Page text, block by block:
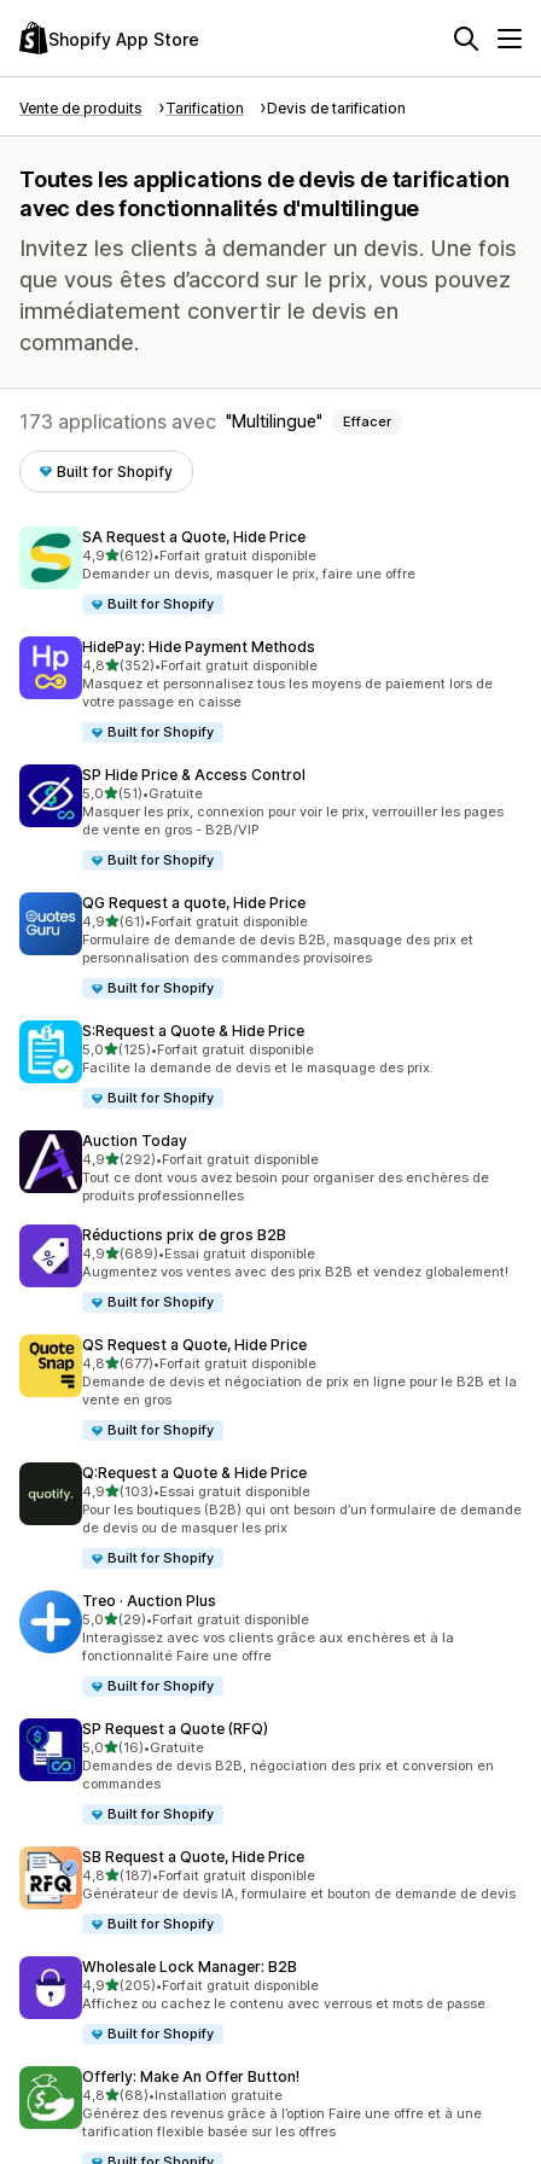
Shopify App Store
Vente de produits Tarification Devis de tarification
Toutes les applications de devis de tarification
avec des fonctionnalités d'multilingue
Invitez les clients à demander un devis. Une fois
que vous êtes d’accord sur le prix, vous pouvez
immédiatement convertir le devis en
commande.
173 applications avec Multilingue Effacer
Built for Shopify
SA Request a Quote, Hide Price
4,9étoile(s) sur 5
(612)
612 avis au total
•Forfait gratuit disponible
Demander un devis, masquer le prix, faire une offre
Built for Shopify
HidePay: Hide Payment Methods
4,8étoile(s) sur 5
(352)
352 avis au total
•Forfait gratuit disponible
Masquez et personnalisez tous les moyens de paiement lors de
votre passage en caisse
Built for Shopify
SP Hide Price & Access Control
5,0étoile(s) sur 5
(51)
51 avis au total
•Gratuite
Masquer les prix, connexion pour voir le prix, verrouiller les pages
de vente en gros - B2B/VIP
Built for Shopify
QG Request a quote, Hide Price
4,9étoile(s) sur 5
(61)
61 avis au total
•Forfait gratuit disponible
Formulaire de demande de devis B2B, masquage des prix et
personnalisation des commandes provisoires
Built for Shopify
S:Request a Quote & Hide Price
5,0étoile(s) sur 5
(125)
125 avis au total
•Forfait gratuit disponible
Facilite la demande de devis et le masquage des prix.
Built for Shopify
Auction Today
4,9étoile(s) sur 5
(292)
292 avis au total
•Forfait gratuit disponible
Tout ce dont vous avez besoin pour organiser des enchères de
produits professionnelles
Réductions prix de gros B2B
4,9étoile(s) sur 5
(689)
689 avis au total
•Essai gratuit disponible
Augmentez vos ventes avec des prix B2B et vendez globalement!
Built for Shopify
QS Request a Quote, Hide Price
4,8étoile(s) sur 5
(677)
677 avis au total
•Forfait gratuit disponible
Demande de devis et négociation de prix en ligne pour le B2B et la
vente en gros
Built for Shopify
Q:Request a Quote & Hide Price
4,9étoile(s) sur 5
(103)
103 avis au total
•Essai gratuit disponible
Pour les boutiques (B2B) qui ont besoin d’un formulaire de demande
de devis ou de masquer les prix
Built for Shopify
Treo · Auction Plus
5,0étoile(s) sur 5
(29)
29 avis au total
•Forfait gratuit disponible
Interagissez avec vos clients grâce aux enchères et à la
fonctionnalité Faire une offre
Built for Shopify
SP Request a Quote (RFQ)
5,0étoile(s) sur 5
(16)
16 avis au total
•Gratuite
Demandes de devis B2B, négociation des prix et conversion en
commandes
Built for Shopify
SB Request a Quote, Hide Price
4,8étoile(s) sur 5
(187)
187 avis au total
•Forfait gratuit disponible
Générateur de devis IA, formulaire et bouton de demande de devis
Built for Shopify
Wholesale Lock Manager: B2B
4,9étoile(s) sur 5
(205)
205 avis au total
•Forfait gratuit disponible
Affichez ou cachez le contenu avec verrous et mots de passe.
Built for Shopify
Offerly: Make An Offer Button!
4,8étoile(s) sur 5
(68)
68 avis au total
•Installation gratuite
Générez des revenus grâce à l’option Faire une offre et à une
tarification flexible basée sur les offres